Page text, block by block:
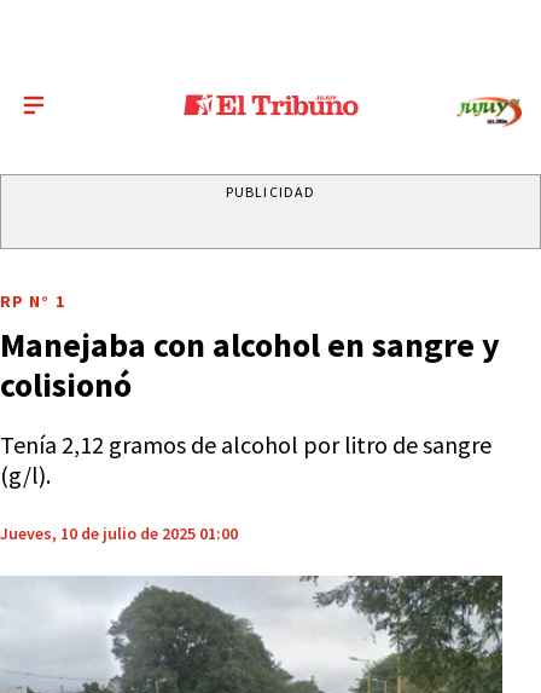
PUBLICIDAD
RP N° 1
Manejaba con alcohol en sangre y
colisionó
Tenía 2,12 gramos de alcohol por litro de sangre
(g/l).
Jueves, 10 de julio de 2025 01:00